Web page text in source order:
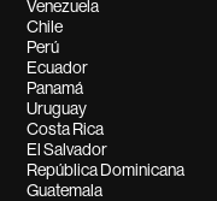
Venezuela
Chile
Perú
Ecuador
Panamá
Uruguay
Costa Rica
El Salvador
República Dominicana
Guatemala